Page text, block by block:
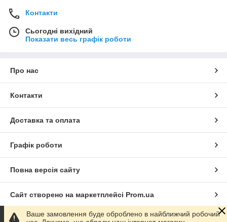
Контакти
Сьогодні вихідний
Показати весь графік роботи
Про нас
Контакти
Доставка та оплата
Графік роботи
Повна версія сайту
Сайт створено на маркетплейсі Prom.ua
Політика конфіденційності
Ваше замовлення буде оброблено в найближчий робочий